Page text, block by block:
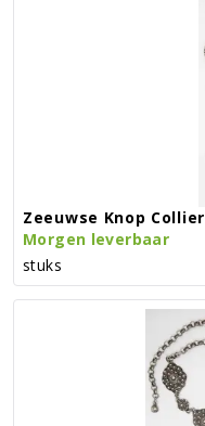
Zeeuwse Knop Collier
Morgen leverbaar
stuks